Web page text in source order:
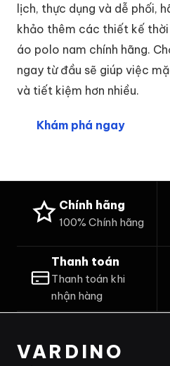
lịch, thực dụng và dễ phối,
khảo thêm các thiết kế
áo polo nam chính hãng.
ngay từ đầu sẽ giúp việc
và tiết kiệm hơn nhiều.
Khám phá ngay
Chính hãng
100% Chính hãng
Thanh toán
Thanh toán khi
nhận hàng
VARDINO